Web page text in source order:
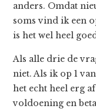
anders. Omdat
soms vind ik een
is het wel heel
Als alle drie de
niet. Als ik op 1
het echt heel erg
voldoening en